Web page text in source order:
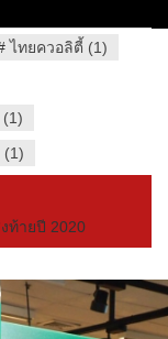
ไทยควอลิตี้ (1)
(1)
ท้ายปี 2020